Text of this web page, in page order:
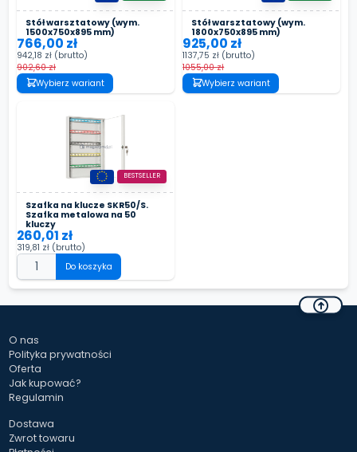
Stół warsztatowy (wym.
1500x750x895 mm)
766,00 zł
942,18 zł (brutto)
902,60 zł
Wybierz wariant
Stół warsztatowy (wym.
1800x750x895 mm)
925,00 zł
1137,75 zł (brutto)
1055,00 zł
Wybierz wariant
Szafka na klucze SKR50/S.
Szafka metalowa na 50
kluczy
BESTSELLER
260,01 zł
319,81 zł (brutto)
Do koszyka
O nas
Polityka prywatności
Oferta
Jak kupować?
Regulamin
Dostawa
Zwrot towaru